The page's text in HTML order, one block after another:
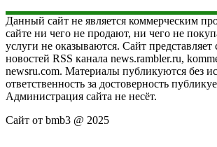
Данный сайт не является коммерческим
сайте ни чего не продают, ни чего не
услуги не оказываются. Сайт представляет
новостей RSS канала news.rambler.ru,
newsru.com. Материалы публикуются без
ответственность за достоверность
Администрация сайта не несёт.
Сайт от bmb3 @ 2025